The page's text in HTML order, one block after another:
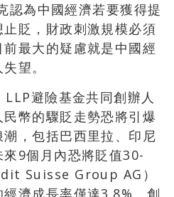
認為中國經濟若要獲得提
貶，財政刺激規模必須
最大的疑慮就是中國經
望。
避險基金共同創辦人
幣的驟貶走勢恐將引爆
，包括巴西里拉、印尼
9個月內恐將貶值30-
Suisse Group AG）
濟成長率僅達3.8%、創